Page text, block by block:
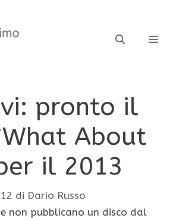
pronto il
About
il 2013
di Dario Russo
non pubblicano un disco dal